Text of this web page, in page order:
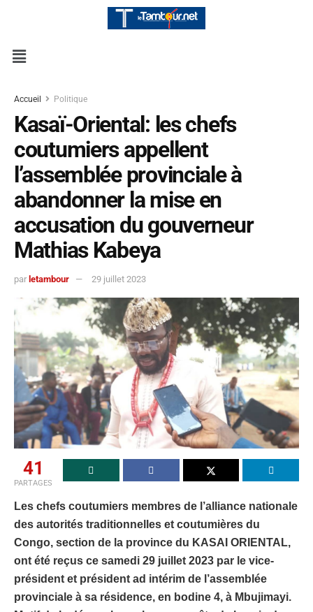
Accueil Politique
Kasaï-Oriental: les chefs
coutumiers appellent
l’assemblée provinciale à
abandonner la mise en
accusation du gouverneur
Mathias Kabeya
par letambour 29 juillet 2023
41
PARTAGES
Les chefs coutumiers membres de l’alliance nationale
des autorités traditionnelles et coutumières du
Congo, section de la province du KASAI ORIENTAL,
ont été reçus ce samedi 29 juillet 2023 par le vice-
président et président ad intérim de l’assemblée
provinciale à sa résidence, en bodine 4, à Mbujimayi.